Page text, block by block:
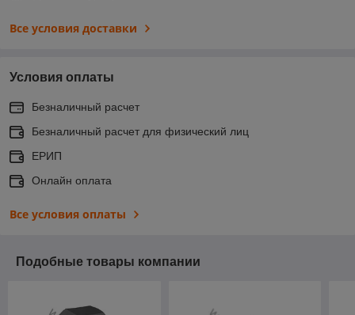
Все условия доставки
Условия оплаты
Безналичный расчет
Безналичный расчет для физический лиц
ЕРИП
Онлайн оплата
Все условия оплаты
Подобные товары компании